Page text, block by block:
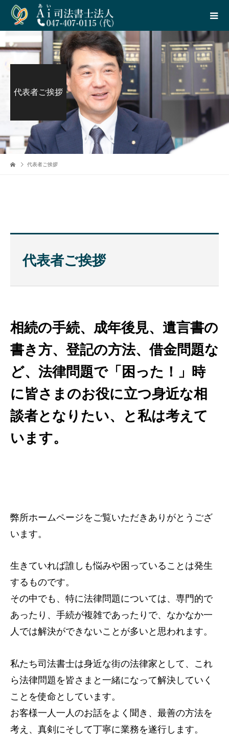
代表者ご挨拶
代表者ご挨拶
代表者ご挨拶
相続の手続、成年後見、遺言書の
書き方、登記の方法、借金問題な
ど、法律問題で「困った！」時
に皆さまのお役に立つ身近な相
談者となりたい、と私は考えて
います。
弊所ホームページをご覧いただきありがとうござ
います。
生きていれば誰しも悩みや困っていることは発生
するものです。
その中でも、特に法律問題については、専門的で
あったり、手続が複雑であったりで、なかなか一
人では解決ができないことが多いと思われます。
私たち司法書士は身近な街の法律家として、これ
ら法律問題を皆さまと一緒になって解決していく
ことを使命としています。
お客様一人一人のお話をよく聞き、最善の方法を
考え、真剣にそして丁寧に業務を遂行します。